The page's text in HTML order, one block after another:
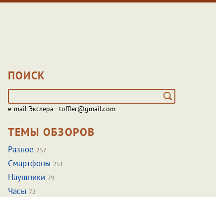
ПОИСК
e-mail Экслера - toffler@gmail.com
ТЕМЫ ОБЗОРОВ
Разное 257
Смартфоны 251
Наушники 79
Часы 72